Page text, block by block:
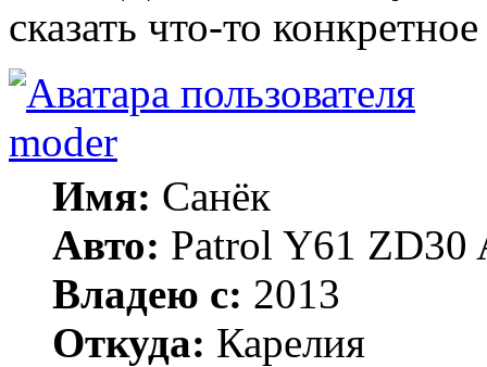
сказать что-то
moder
Имя: Санёк
Авто: Patrol Y61 ZD30
Владею с: 2013
Откуда: Карелия